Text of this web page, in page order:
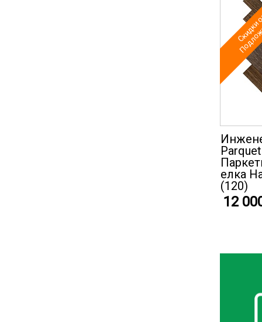
елка
(120)
12